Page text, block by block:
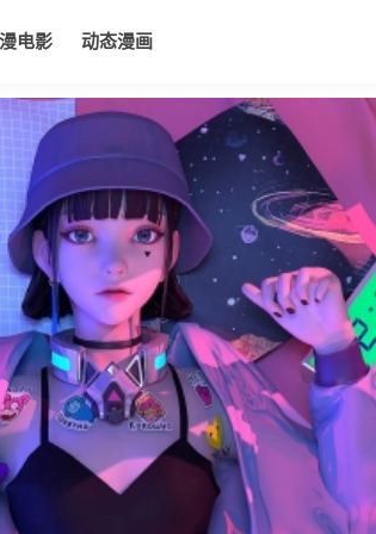
电影 动态漫画